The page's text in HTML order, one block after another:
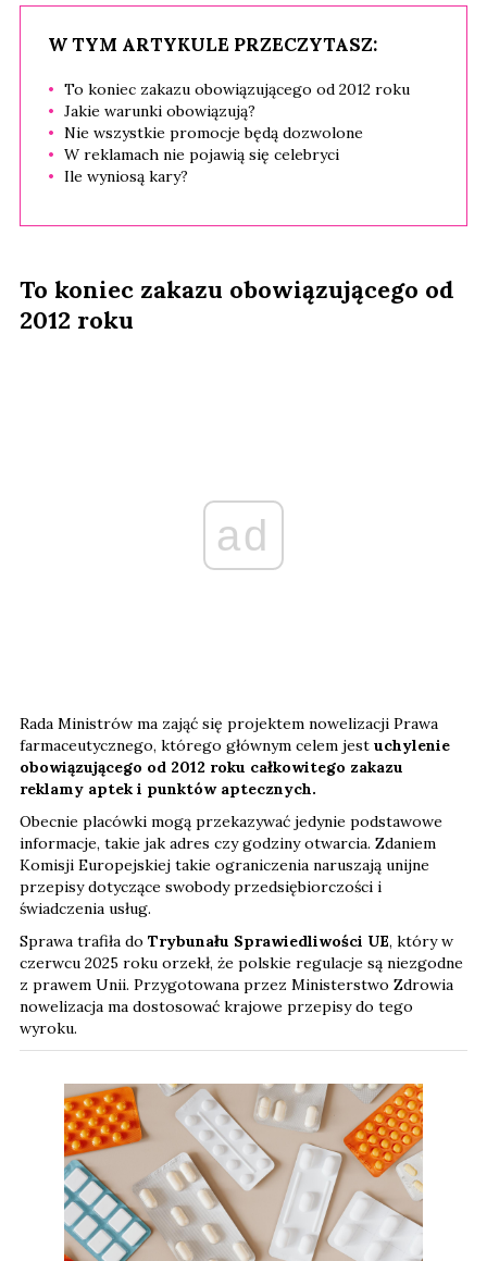
W TYM ARTYKULE PRZECZYTASZ:
To koniec zakazu obowiązującego od 2012 roku
Jakie warunki obowiązują?
Nie wszystkie promocje będą dozwolone
W reklamach nie pojawią się celebryci
Ile wyniosą kary?
To koniec zakazu obowiązującego od
2012 roku
ad
Rada Ministrów ma zająć się projektem nowelizacji Prawa
farmaceutycznego, którego głównym celem jest uchylenie
obowiązującego od 2012 roku całkowitego zakazu
reklamy aptek i punktów aptecznych.
Obecnie placówki mogą przekazywać jedynie podstawowe
informacje, takie jak adres czy godziny otwarcia. Zdaniem
Komisji Europejskiej takie ograniczenia naruszają unijne
przepisy dotyczące swobody przedsiębiorczości i
świadczenia usług.
Sprawa trafiła do Trybunału Sprawiedliwości UE, który w
czerwcu 2025 roku orzekł, że polskie regulacje są niezgodne
z prawem Unii. Przygotowana przez Ministerstwo Zdrowia
nowelizacja ma dostosować krajowe przepisy do tego
wyroku.